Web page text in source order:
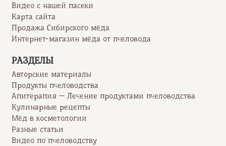
Видео с нашей пасеки
Карта сайта
Продажа Сибирского мёда
Интернет-магазин мёда от пчеловода
РАЗДЕЛЫ
Авторские материалы
Продукты пчеловодства
Апитерапия — Лечение продуктами пчеловодства
Кулинарные рецепты
Мёд в косметологии
Разные статьи
Видео по пчеловодству